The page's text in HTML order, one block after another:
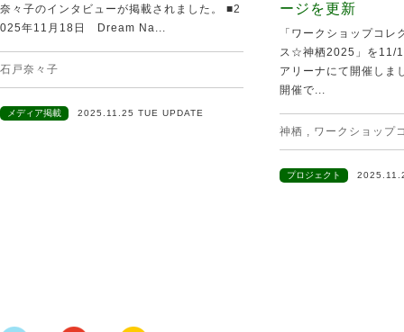
奈々子のインタビューが掲載されました。 ■2
025年11月18日 Dream Na...
石戸奈々子
メディア掲載 2025.11.25 TUE UPDATE
ージを更新
「ワークショップコ
ス☆神栖2025」を11/
アリーナにて開催しま
開催で...
神栖 , ワークショップ
プロジェクト